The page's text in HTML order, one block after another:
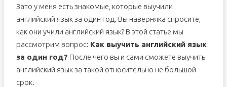
Смотрю видосы про изучение английского
Что планирую сделать в будущем
Все это, только кратко
Зато у меня есть знакомые, которые выучили
английский язык за один год. Вы наверняка спросите,
как они учили английский язык? В этой статье мы
рассмотрим вопрос: Как выучить английский язык
за один год? После чего вы и сами сможете выучить
английский язык за такой относительно не большой
срок.